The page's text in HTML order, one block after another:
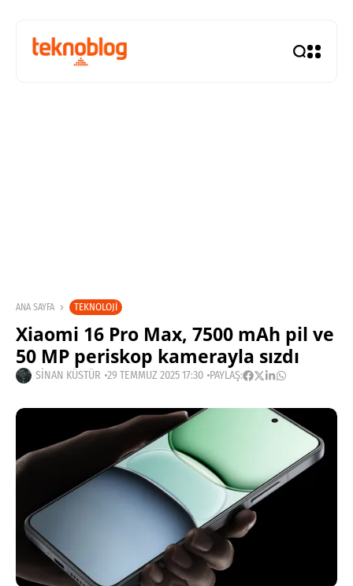
ANA SAYFA TEKNOLOJI
Xiaomi 16 Pro Max, 7500 mAh pil ve
50 MP periskop kamerayla sızdı
SINAN KÜSTÜR 29 TEMMUZ 2025 17:30 PAYLAŞ: